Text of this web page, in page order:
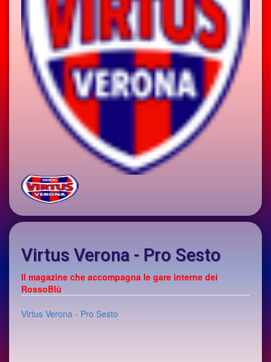
Virtus Verona - Pro Sesto
Il magazine che accompagna le gare interne dei
RossoBlù
Virtus Verona - Pro Sesto